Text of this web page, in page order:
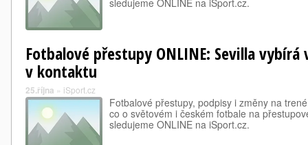
sledujeme ONLINE na iSport.cz.
Fotbalové přestupy ONLINE: Sevilla vybírá
v kontaktu
25.října » iSport.cz
Fotbalové přestupy, podpisy i změny na
co o světovém i českém fotbale na
sledujeme ONLINE na iSport.cz.